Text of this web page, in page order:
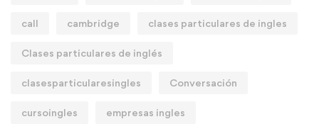
call cambridge clases particulares de ingles
Clases particulares de inglés
clasesparticularesingles Conversación
cursoingles empresas ingles